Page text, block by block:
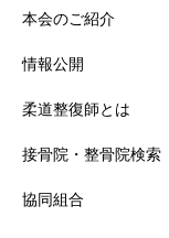
本会のご紹介
情報公開
柔道整復師とは
接骨院・整骨院検索
協同組合